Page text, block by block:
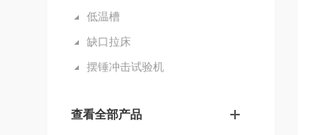
低温槽
缺口拉床
摆锤冲击试验机
查看全部产品